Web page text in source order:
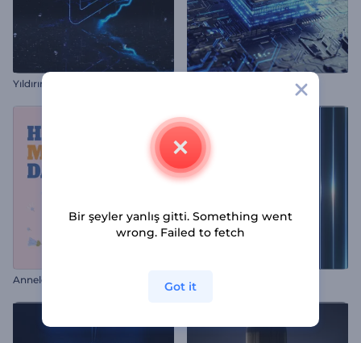
Yıldırım Logo Gösterimi
Anneler Günü Animasyonu Yanardöner Cam Logo
Bir şeyler yanlış gitti. Something went
wrong. Failed to fetch
Got it